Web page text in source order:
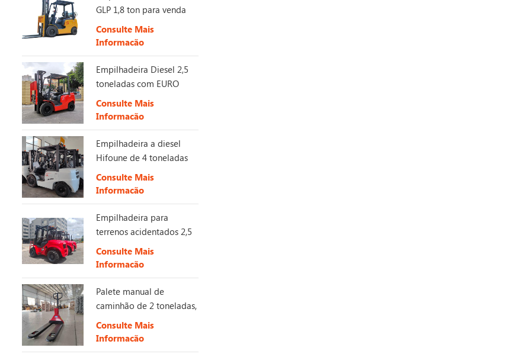
GLP 1,8 ton para venda
Consulte Mais
Informação
Empilhadeira Diesel 2,5
toneladas com EURO
Estágio 5
Consulte Mais
Informação
Empilhadeira a diesel
Hifoune de 4 toneladas
com motor KUBOTA
Consulte Mais
Informação
Empilhadeira para
terrenos acidentados 2,5
-3,5 toneladas 4X4
2WD/4WD Empilhadeira
Consulte Mais
Informação
Palete manual de
caminhão de 2 toneladas,
3 toneladas e 5 toneladas
Consulte Mais
Informação